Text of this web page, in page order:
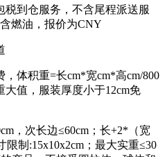
税到仓服务，不含尾程派送服
燃油，报价为CNY
体积重=长cm*宽cm*高cm/800
值，服装厚度小于12cm免
，次长边≤60cm；长+2*（宽
限制:15x10x2cm；最大实重≤30